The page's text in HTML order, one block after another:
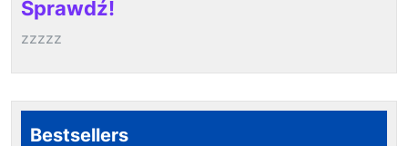
Sprawdź!
zzzzz
Bestsellers